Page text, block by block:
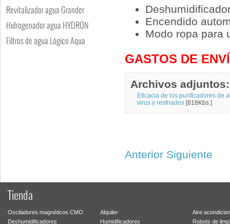
Revitalizador agua Grander
Hidrogenador agua HYDRON
Filtros de agua Lógico Aqua
Encendido
Modo ropa para
GASTOS DE
Archivos adjuntos:
Eficacia de los purificadores de
virus y resfriados [818Kbs.]
Anterior Siguiente
Tienda
Osciladores magnéticos CMO Alquiler
Aire
Deshumidificadores
Humidificadores
Robots de